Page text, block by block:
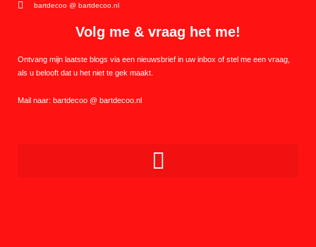
Volg me & vraag het me!
Ontvang mijn laatste blogs via een nieuwsbrief in uw inbox of stel me een vraag,
als u belooft dat u het niet te gek maakt.
Mail naar: bartdecoo @ bartdecoo.nl
bartdecoo @ bartdecoo.nl